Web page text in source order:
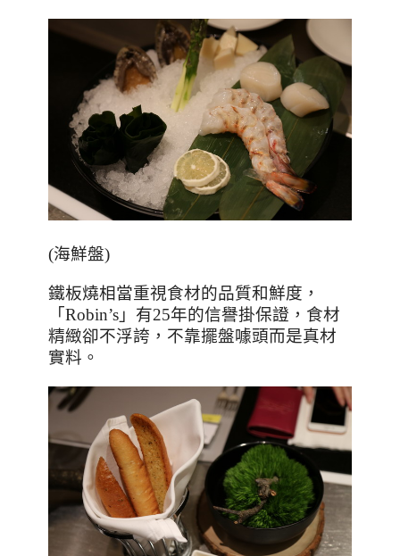
(海鮮盤)
鐵板燒相當重視食材的品質和鮮度，
「 Robin’s 」有25年的信譽掛保證， 食材
精緻卻不浮誇，不靠擺盤噱頭而是真材
實料。